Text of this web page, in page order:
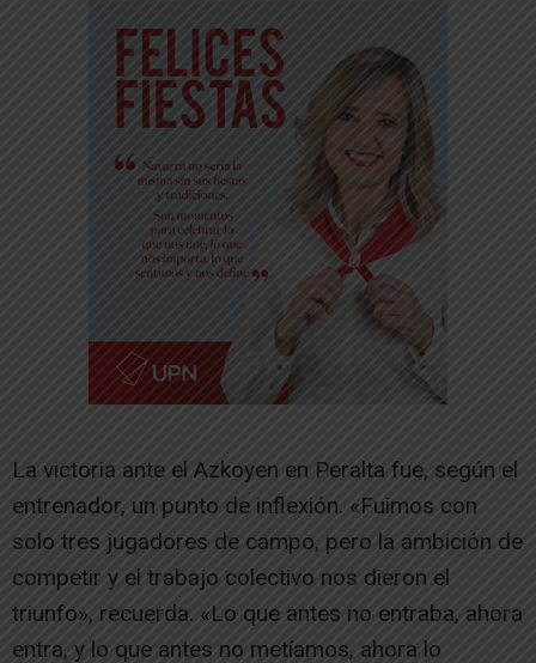
La victoria ante el Azkoyen en Peralta fue, según el
entrenador, un punto de inflexión. «Fuimos con
solo tres jugadores de campo, pero la ambición de
competir y el trabajo colectivo nos dieron el
triunfo», recuerda. «Lo que antes no entraba, ahora
entra, y lo que antes no metíamos, ahora lo